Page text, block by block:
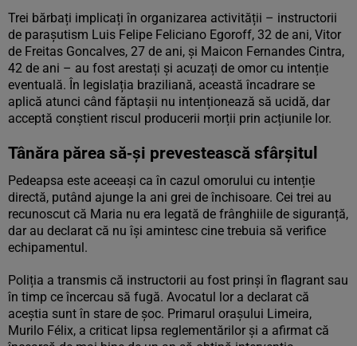
Trei bărbați implicați în organizarea activității – instructorii
de parașutism Luis Felipe Feliciano Egoroff, 32 de ani, Vitor
de Freitas Goncalves, 27 de ani, și Maicon Fernandes Cintra,
42 de ani – au fost arestați și acuzați de omor cu intenție
eventuală. În legislația braziliană, această încadrare se
aplică atunci când făptașii nu intenționează să ucidă, dar
acceptă conștient riscul producerii morții prin acțiunile lor.
Tânăra părea să‑și prevestească sfârșitul
Pedeapsa este aceeași ca în cazul omorului cu intenție
directă, putând ajunge la ani grei de închisoare. Cei trei au
recunoscut că Maria nu era legată de frânghiile de siguranță,
dar au declarat că nu își amintesc cine trebuia să verifice
echipamentul.
Poliția a transmis că instructorii au fost prinși în flagrant sau
în timp ce încercau să fugă. Avocatul lor a declarat că
aceștia sunt în stare de șoc. Primarul orașului Limeira,
Murilo Félix, a criticat lipsa reglementărilor și a afirmat că